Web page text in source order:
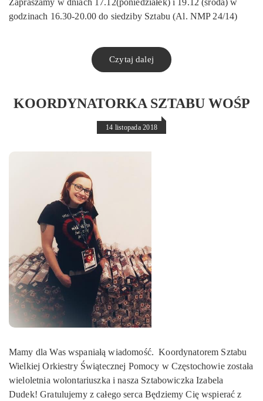
godzinach 16.30-20.00 do siedziby Sztabu (Al. NMP 24/14)
Czytaj dalej
KOORDYNATORKA SZTABU WOŚP
14 listopada 2018
Mamy dla Was wspaniałą wiadomość. Koordynatorem Sztabu
Wielkiej Orkiestry Świątecznej Pomocy w Częstochowie została
wieloletnia wolontariuszka i nasza Sztabowiczka Izabela
Dudek! Gratulujemy z całego serca Będziemy Cię wspierać z